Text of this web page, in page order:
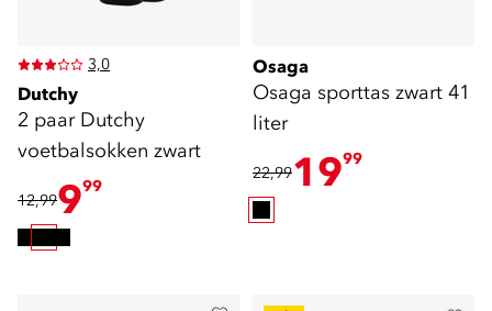
3,0
Dutchy
2 paar Dutchy
voetbalsokken zwart
12,99999
Osaga
Osaga sporttas zwart 41
liter
22,991999